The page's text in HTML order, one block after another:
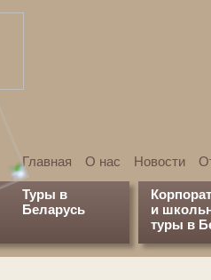
Главная О нас Новости
Туры в
Беларусь
и
туры в